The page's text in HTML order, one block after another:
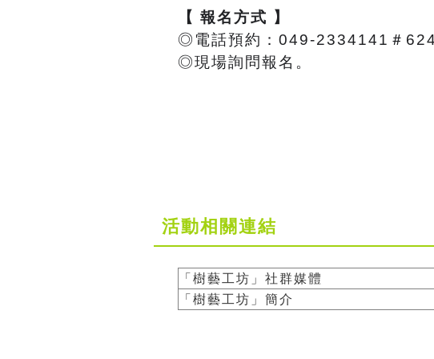
【 報名方式 】
◎電話預約：049-2334141＃
◎現場詢問報名。
活動相關連結
「樹藝工坊」社群媒體
「樹藝工坊」簡介